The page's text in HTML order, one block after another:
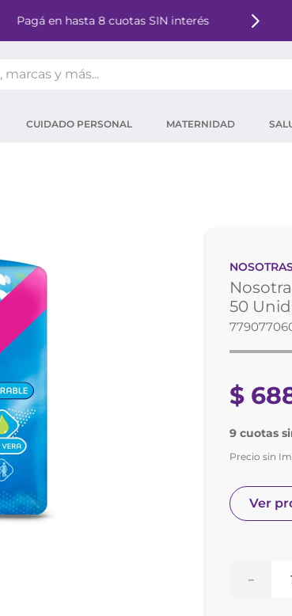
Pagá en hasta 8 cuotas SIN interés
CUIDADO PERSONAL MATERNIDAD
50
$
9 cuotas
Precio sin
Ver
－